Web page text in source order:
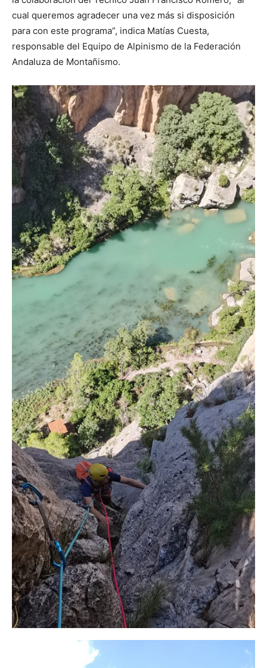
cual queremos agradecer una vez más si disposición
para con este programa”, indica Matías Cuesta,
responsable del Equipo de Alpinismo de la Federación
Andaluza de Montañismo.